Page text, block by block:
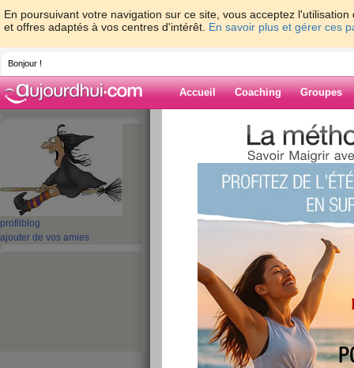
En poursuivant votre navigation sur ce site, vous acceptez
et offres adaptés à vos centres d'intérêt. En savoir plus et gérer ces
Bonjour !
Accueil Coaching Groupes
profil blog
ajouter de vos amies
>
> Vous
Blog de Raska
Vous voulez de
fait 572 blogs
maintenant...
publié le 27/03/2009 à 13:40